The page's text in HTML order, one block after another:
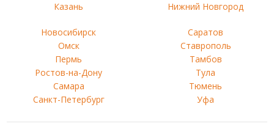
Казань
Нижний Новгород
Новосибирск
Омск
Пермь
Ростов-на-Дону
Самара
Санкт-Петербург
Саратов
Ставрополь
Тамбов
Тула
Тюмень
Уфа